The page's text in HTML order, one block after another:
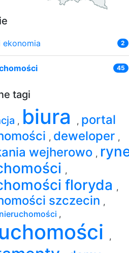
ekonomia 2
45
tagi
, biura , portal
, deweloper ,
wejherowo ,
,
floryda ,
szczecin ,
,
,